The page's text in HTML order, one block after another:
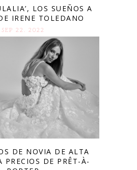
LOS SUEÑOS A
IRENE TOLEDANO
SEP 22. 2022
DE NOVIA DE ALTA
PRECIOS DE PRÊT-À-